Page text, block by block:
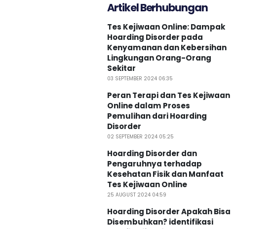
Artikel Berhubungan
Tes Kejiwaan Online: Dampak
Hoarding Disorder pada
Kenyamanan dan Kebersihan
Lingkungan Orang-Orang
Sekitar
03 SEPTEMBER 2024 06:35
Peran Terapi dan Tes Kejiwaan
Online dalam Proses
Pemulihan dari Hoarding
Disorder
02 SEPTEMBER 2024 05:25
Hoarding Disorder dan
Pengaruhnya terhadap
Kesehatan Fisik dan Manfaat
Tes Kejiwaan Online
25 AUGUST 2024 04:59
Hoarding Disorder Apakah Bisa
Disembuhkan? identifikasi